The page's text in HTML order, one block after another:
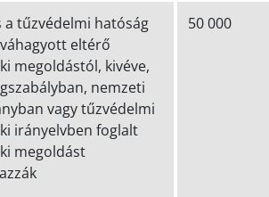
a tűzvédelmi hatóság
eltérő
megoldástól, kivéve,
nemzeti
vagy tűzvédelmi
irányelvben foglalt
megoldást
50 000